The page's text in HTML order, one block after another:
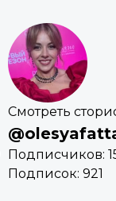
Смотреть
Подписчиков:
Подписок: 921